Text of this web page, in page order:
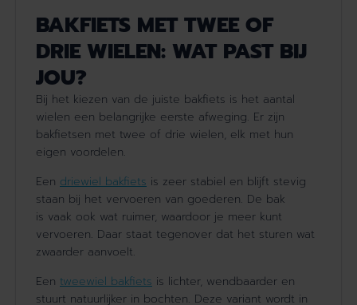
BAKFIETS MET TWEE OF
DRIE WIELEN: WAT PAST BIJ
JOU?
Bij het kiezen van de juiste bakfiets is het aantal
wielen een belangrijke eerste afweging. Er zijn
bakfietsen met twee of drie wielen, elk met hun
eigen voordelen.
Een driewiel bakfiets is zeer stabiel en blijft stevig
staan bij het vervoeren van goederen. De bak
is vaak ook wat ruimer, waardoor je meer kunt
vervoeren. Daar staat tegenover dat het sturen wat
zwaarder aanvoelt.
Een tweewiel bakfiets is lichter, wendbaarder en
stuurt natuurlijker in bochten. Deze variant wordt in